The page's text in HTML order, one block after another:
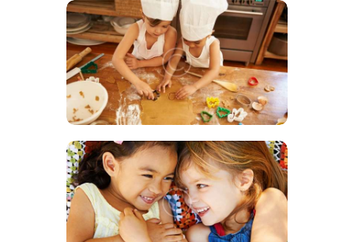
NOUVEAUTÉS DE LA MICRO
CRÈCHE
26 DÉCEMBRE 2018
863 VIEWS 0 COMMENTS
2 LIKES BYWEBMASTER
SHARE
NOUVEAUTÉS DE LA MICRO
CRÈCHE
22 DÉCEMBRE 2018
855 VIEWS 0 COMMENTS
2 LIKES BYWEBMASTER
SHARE